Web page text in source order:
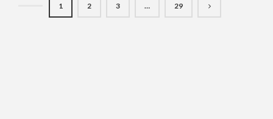
1 2 3 … 29